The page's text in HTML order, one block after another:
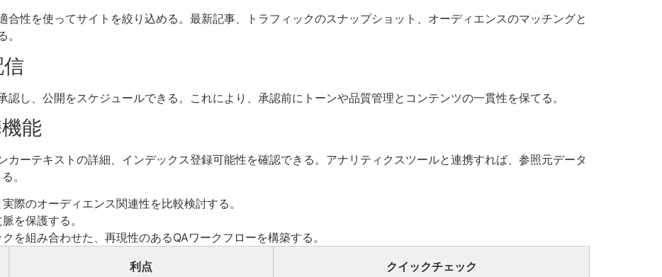
合性を使ってサイトを絞り込める。最新記事、トラフィックのスナップショット、オーディエンスのマッチングと
し、公開をスケジュールできる。これにより、承認前にトーンや品質管理とコンテンツの一貫性を保てる。
能
カーテキストの詳細、インデックス登録可能性を確認できる。アナリティクスツールと連携すれば、参照元データ
。
際のオーディエンス関連性を比較検討する。
を保護する。
を組み合わせた、再現性のあるQAワークフローを構築する。
利点 クイックチェック